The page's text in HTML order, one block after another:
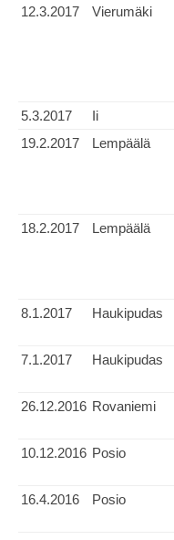
12.3.2017 Vierumäki
5.3.2017
Ii
19.2.2017
Lempäälä
18.2.2017
Lempäälä
8.1.2017
Haukipudas
7.1.2017 Haukipudas
26.12.2016 Rovaniemi
10.12.2016 Posio
16.4.2016 Posio